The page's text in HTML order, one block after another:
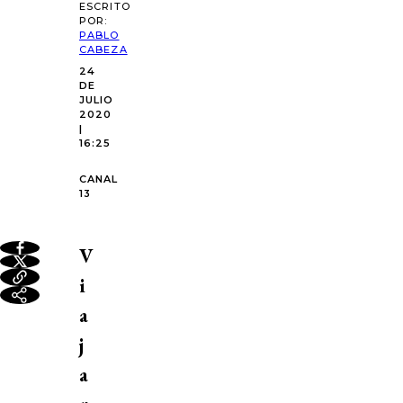
ESCRITO
POR:
PABLO
CABEZA
24
DE
JULIO
2020
|
16:25
CANAL
13
V
i
a
j
a